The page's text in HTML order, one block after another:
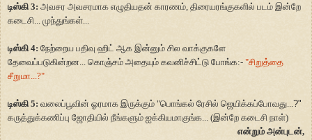
டிஸ்கி 3: அவசர அவசரமாக எழுதியதன் காரணம், திரையரங்குகளில் படம் இன்றே
கடைசி... முந்துங்கள்...
டிஸ்கி 4: நேற்றைய பதிவு ஹிட் ஆக இன்னும் சில வாக்குகளே
தேவைப்படுகின்றன... கொஞ்சம் அதையும் கவனிச்சிட்டு போங்க:- "சிறுத்தை
சீறுமா...?"
டிஸ்கி 5: வலைப்பூவின் ஓரமாக இருக்கும் "பொங்கல் ரேசில் ஜெயிக்கப்போவது... ?"
கருத்துக்கணிப்பு ஜோதியில் நீங்களும் ஐக்கியமாகுங்க... (இன்றே கடைசி நாள்)
என்றும் அன்புடன்,